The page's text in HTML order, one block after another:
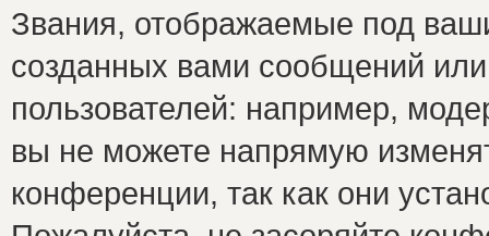
Звания, отображаемые под
созданных вами сообщений
пользователей: например,
вы не можете напрямую
конференции, так как они